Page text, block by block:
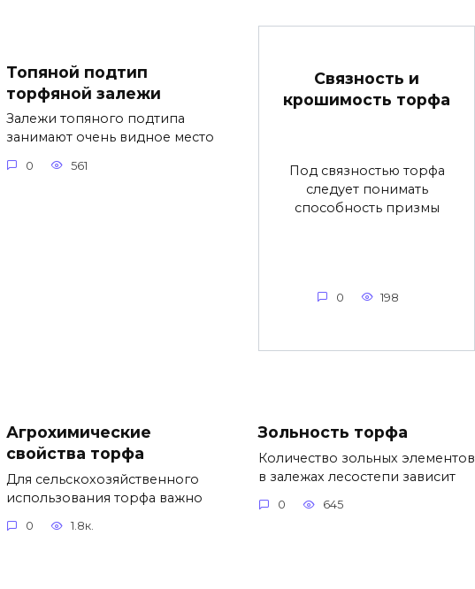
Топяной подтип
торфяной залежи
Залежи топяного подтипа
занимают очень видное место
0 561
Связность и
крошимость торфа
Под связностью торфа
следует понимать
способность призмы
0 198
Агрохимические
свойства торфа
Для сельскохозяйственного
использования торфа важно
0 1.8к.
Зольность торфа
Количество зольных элементов
в залежах лесостепи зависит
0 645